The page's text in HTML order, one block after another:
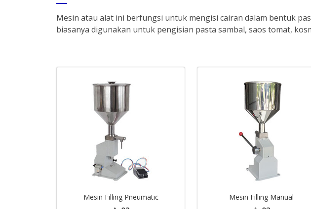
Mesin atau alat ini berfungsi untuk mengisi cairan dalam bentuk
biasanya digunakan untuk pengisian pasta sambal, saos tomat,
Mesin Filling Pneumatic Mesin Filling Manual